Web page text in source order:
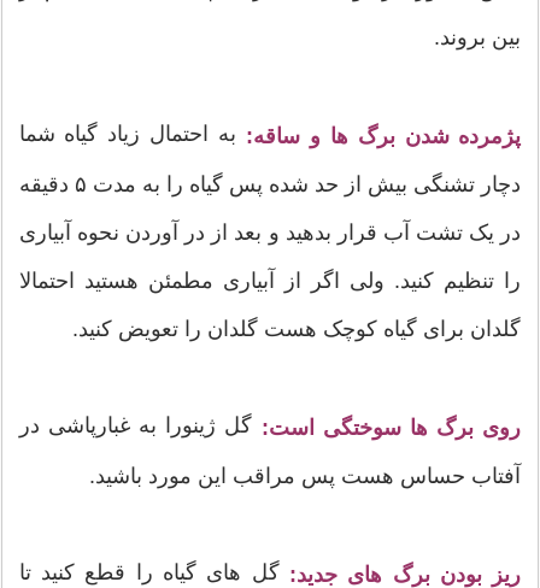
بین بروند.
پژمرده شدن برگ ها و ساقه: به احتمال زیاد گیاه شما
دچار تشنگی بیش از حد شده پس گیاه را به مدت ۵ دقیقه
در یک تشت آب قرار بدهید و بعد از در آوردن نحوه آبیاری
را تنظیم کنید. ولی اگر از آبیاری مطمئن هستید احتمالا
گلدان برای گیاه کوچک هست گلدان را تعویض کنید.
روی برگ ها سوختگی است: گل ژینورا به غبارپاشی در
آفتاب حساس هست پس مراقب این مورد باشید.
ریز بودن برگ های جدید: گل های گیاه را قطع کنید تا